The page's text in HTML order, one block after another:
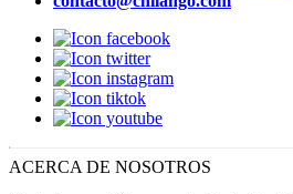
ACERCA DE NOSOTROS